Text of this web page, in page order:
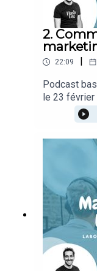
2.
22:09
Podcast
le 23
Marketing
entreprise !
comment
en ligne
et votre